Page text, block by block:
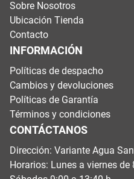
Sobre Nosotros
Ubicación Tienda
Contacto
INFORMACIÓN
Políticas de despacho
Cambios y devoluciones
Políticas de Garantía
Términos y condiciones
CONTÁCTANOS
Dirección: Variante Agua
Horarios: Lunes a viernes de